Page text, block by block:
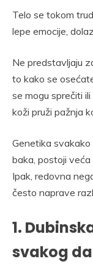
Telo se tokom
lepe emocije,
Ne predstavljaju
to kako se
se mogu sprečiti
koži pruži pažnja
Genetika svakako
baka, postoji
Ipak, redovna
često naprave
1.
svakog